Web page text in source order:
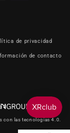
de privacidad
de contacto
con las tecnologías 4.0.